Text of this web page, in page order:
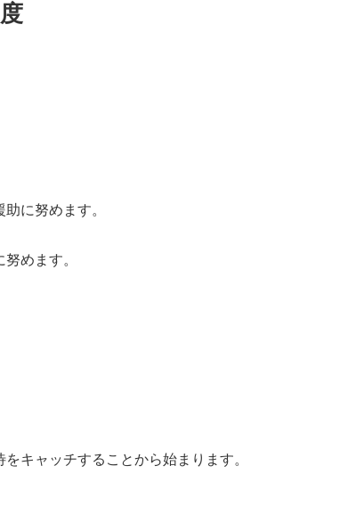
に努めます。
めます。
キャッチすることから始まります。